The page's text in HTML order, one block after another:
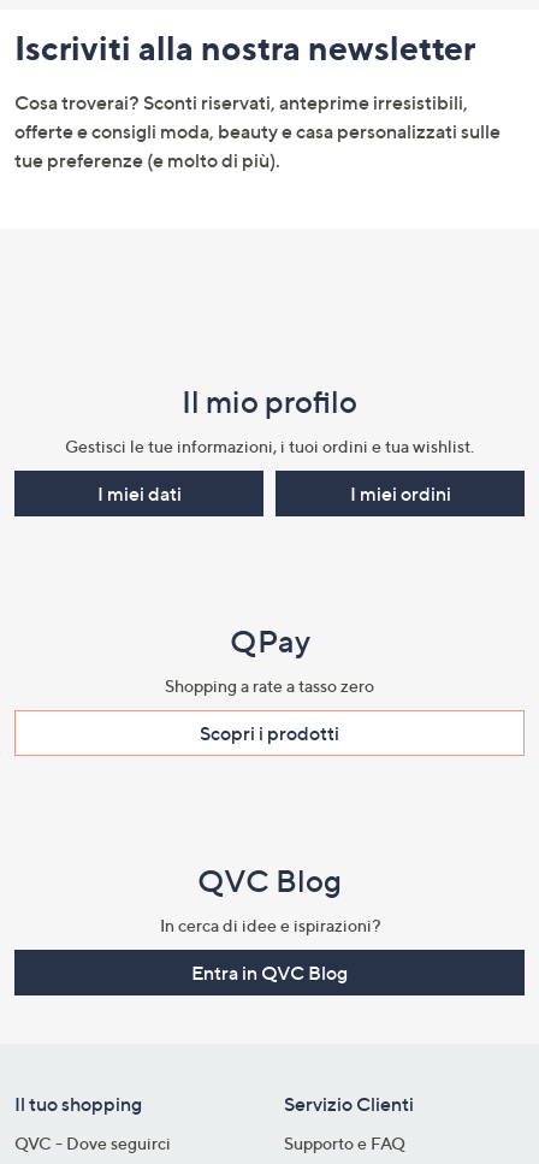
menu
e
informazioni
Iscriviti alla nostra newsletter
Cosa troverai? Sconti riservati, anteprime irresistibili,
offerte e consigli moda, beauty e casa personalizzati sulle
tue preferenze (e molto di più).
Il mio profilo​
Gestisci le tue informazioni, i tuoi ordini e tua wishlist.​
I miei dati I miei ordini
QPay
Shopping a rate a tasso zero​
Scopri i prodotti​
QVC Blog
In cerca di idee e ispirazioni?
Entra in QVC Blog
Il tuo shopping
QVC - Dove seguirci
Servizio Clienti
Supporto e FAQ